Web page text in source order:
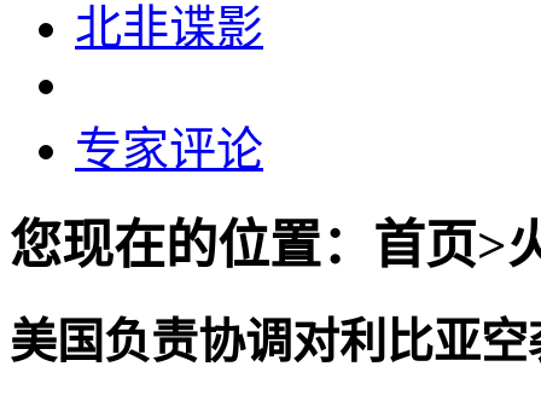
北非谍影
专家评论
您现在的位置：首页>
美国负责协调对利比亚空